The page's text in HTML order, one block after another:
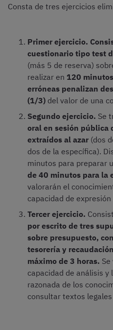
Consta de tres ejercicios
Primer ejercicio.
cuestionario tipo test
(más 5 de reserva)
realizar en 120
erróneas penalizan
(1/3) del valor de una
Segundo ejercicio. Se
oral en sesión pública
extraídos al azar (dos
dos de la específica).
minutos para preparar
de 40 minutos para la
valorarán el
capacidad de
Tercer ejercicio.
por escrito de tres
sobre presupuesto,
tesorería y
máximo de 3 horas.
capacidad de análisis y
razonada de los
consultar textos legales